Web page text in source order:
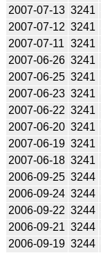
2007-07-13 3241
2007-07-12 3241
2007-07-11 3241
2007-06-26 3241
2007-06-25 3241
2007-06-23 3241
2007-06-22 3241
2007-06-20 3241
2007-06-19 3241
2007-06-18 3241
2006-09-25 3244
2006-09-24 3244
2006-09-22 3244
2006-09-21 3244
2006-09-19 3244